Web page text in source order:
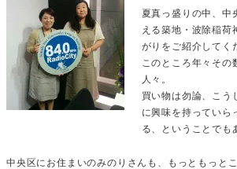
夏真っ盛りの中、中
える築地・波除稲荷
がりをご紹介してく
このところ年々その
人々。
買い物は勿論、こう
に興味を持っていら
る、ということでも
中央区にお住まいのみのりさんも、もっともっと